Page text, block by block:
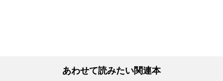
あわせて読みたい関連本